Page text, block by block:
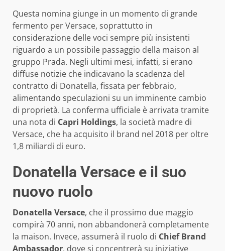
Questa nomina giunge in un momento di grande
fermento per Versace, soprattutto in
considerazione delle voci sempre più insistenti
riguardo a un possibile passaggio della maison al
gruppo Prada. Negli ultimi mesi, infatti, si erano
diffuse notizie che indicavano la scadenza del
contratto di Donatella, fissata per febbraio,
alimentando speculazioni su un imminente cambio
di proprietà. La conferma ufficiale è arrivata tramite
una nota di Capri Holdings, la società madre di
Versace, che ha acquisito il brand nel 2018 per oltre
1,8 miliardi di euro.
Donatella Versace e il suo
nuovo ruolo
Donatella Versace, che il prossimo due maggio
compirà 70 anni, non abbandonerà completamente
la maison. Invece, assumerà il ruolo di Chief Brand
Ambassador, dove si concentrerà su iniziative